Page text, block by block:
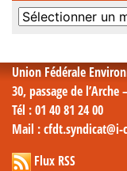
Archives
Union Fédérale
30, passage de l’Arche
Tél : 01 40 81 24 00
Mail : cfdt.syndicat@i-
Flux RSS